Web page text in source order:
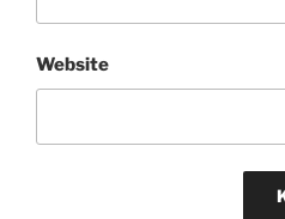
Website